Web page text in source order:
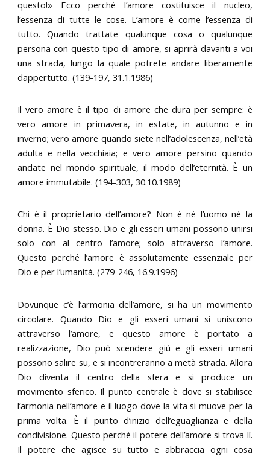
questo!» Ecco perché l’amore costituisce il nucleo,
l’essenza di tutte le cose. L’amore è come l’essenza di
tutto. Quando trattate qualunque cosa o qualunque
persona con questo tipo di amore, si aprirà davanti a voi
una strada, lungo la quale potrete andare liberamente
dappertutto. (139-197, 31.1.1986)
Il vero amore è il tipo di amore che dura per sempre: è
vero amore in primavera, in estate, in autunno e in
inverno; vero amore quando siete nell’adolescenza, nell’età
adulta e nella vecchiaia; e vero amore persino quando
andate nel mondo spirituale, il modo dell’eternità. È un
amore immutabile. (194-303, 30.10.1989)
Chi è il proprietario dell’amore? Non è né l’uomo né la
donna. È Dio stesso. Dio e gli esseri umani possono unirsi
solo con al centro l’amore; solo attraverso l’amore.
Questo perché l’amore è assolutamente essenziale per
Dio e per l’umanità. (279-246, 16.9.1996)
Dovunque c’è l’armonia dell’amore, si ha un movimento
circolare. Quando Dio e gli esseri umani si uniscono
attraverso l’amore, e questo amore è portato a
realizzazione, Dio può scendere giù e gli esseri umani
possono salire su, e si incontreranno a metà strada. Allora
Dio diventa il centro della sfera e si produce un
movimento sferico. Il punto centrale è dove si stabilisce
l’armonia nell’amore e il luogo dove la vita si muove per la
prima volta. È il punto d’inizio dell’eguaglianza e della
condivisione. Questo perché il potere dell’amore si trova lì.
Il potere che agisce su tutto e abbraccia ogni cosa